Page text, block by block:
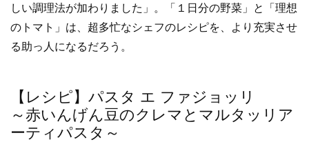
しい調理法が加わりました」。「１日分の野菜」と「理想
のトマト」は、超多忙なシェフのレシピを、より充実させ
る助っ人になるだろう。
【レシピ】パスタ エ ファジョッリ
～赤いんげん豆のクレマとマルタッリア
ーティパスタ～